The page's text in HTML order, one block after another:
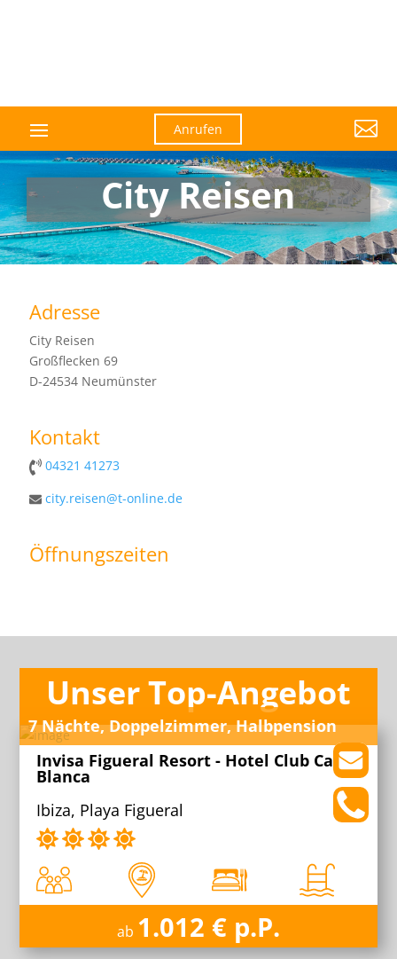
Anrufen 
City Reisen
Adresse
City Reisen
Großflecken 69
D-24534 Neumünster
Kontakt
04321 41273
city.reisen@t-online.de
Öffnungszeiten
Unser Top-Angebot
7 Nächte, Doppelzimmer, Halbpension
Invisa Figueral Resort - Hotel Club Cala
Blanca
Ibiza, Playa Figueral
ab 1.012 € p.P.